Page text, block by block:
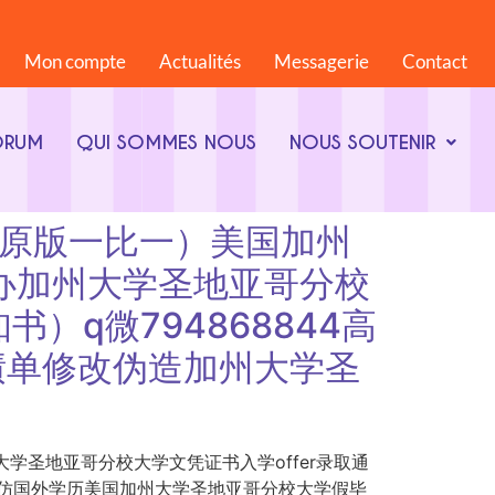
Mon compte Actualités Messagerie Contact
QUI SOMMES NOUS NOUS SOUTENIR
一比一）美国加州
州大学圣地亚哥分校
书）q微794868844高
修改伪造加州大学圣
圣地亚哥分校大学文凭证书入学offer录取通
外学历美国加州大学圣地亚哥分校大学假毕